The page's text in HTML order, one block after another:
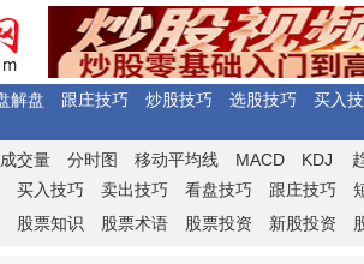
解盘 跟庄技巧 炒股技巧 选股技巧
买入
成交量 分时图 移动平均线 MACD KDJ
买入技巧 卖出技巧 看盘技巧 跟庄技巧
股票知识 股票术语 股票投资 新股投资